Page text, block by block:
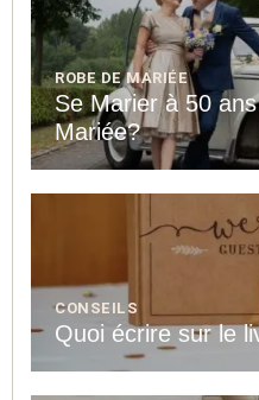
ROBE DE MARIÉE
Se Marier à 50
Mariée?
CONSEILS
Quoi écrire sur le